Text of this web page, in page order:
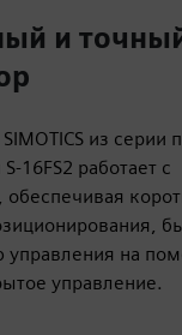
и
из серии
16FS2 работает с
на
управление.